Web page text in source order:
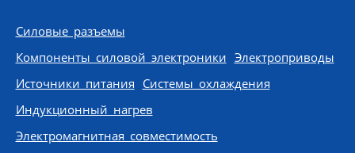
Skip to content
Силовые разъемы
Компоненты силовой электроники Электроприводы
Источники питания Системы охлаждения
Индукционный нагрев
Электромагнитная совместимость